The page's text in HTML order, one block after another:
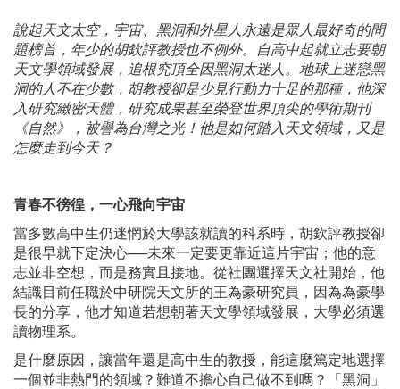
說起天文太空，宇宙、黑洞和外星人永遠是眾人最好奇的問
題榜首，年少的胡欽評教授也不例外。自高中起就立志要朝
天文學領域發展，追根究頂全因黑洞太迷人。地球上迷戀黑
洞的人不在少數，胡教授卻是少見行動力十足的那種，他深
入研究緻密天體，研究成果甚至榮登世界頂尖的學術期刊
《自然》，被譽為台灣之光！他是如何踏入天文領域，又是
怎麼走到今天？
青春不徬徨， 一心飛向宇宙
當多數高中生仍迷惘於大學該就讀的科系時，胡欽評教授卻
是很早就下定決心──未來一定要更靠近這片宇宙；他的意
志並非空想，而是務實且接地。從社團選擇天文社開始，他
結識目前任職於中研院天文所的王為豪研究員，因為為豪學
長的分享，他才知道若想朝著天文學領域發展，大學必須選
讀物理系。
是什麼原因，讓當年還是高中生的教授，能這麼篤定地選擇
一個並非熱門的領域？難道不擔心自己做不到嗎？「黑洞」